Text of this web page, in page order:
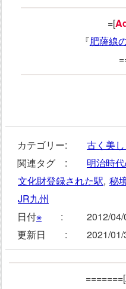
=[
『肥薩線
カテゴリー:
古く美
関連タグ :
明治時
文化財登録された駅, 秘
JR九州
日付※ :
2012/04/
更新日 :
2021/01/